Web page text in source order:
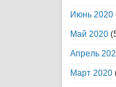
Июнь 2020
Май 2020
Апрель
Март 2020